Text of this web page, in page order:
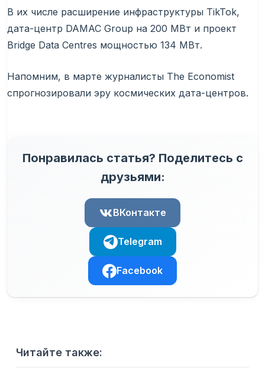
В их числе расширение инфраструктуры TikTok,
дата-центр DAMAC Group на 200 МВт и проект
Bridge Data Centres мощностью 134 МВт.
Напомним, в марте журналисты The Economist
спрогнозировали эру космических дата-центров.
Понравилась статья? Поделитесь с
друзьями:
ВКонтакте
Telegram
Facebook
Читайте также: